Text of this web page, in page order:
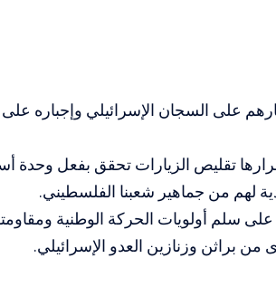
على السجان الإسرائيلي وإجباره
تقليص الزيارات تحقق بفعل وحدة
لهم من جماهير شعبنا الفلسطيني.
سلم أولويات الحركة الوطنية
من براثن وزنازين العدو الإسرائيلي.